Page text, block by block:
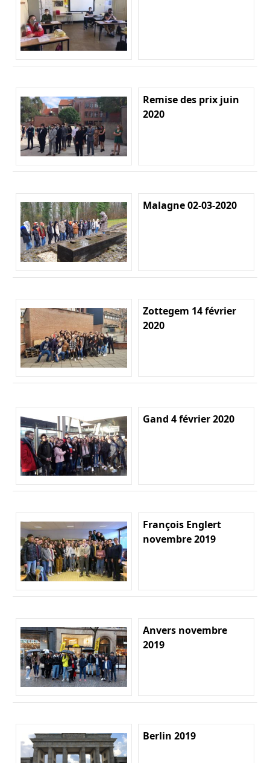
Remise des prix juin
2020
Malagne 02-03-2020
Zottegem 14 février
2020
Gand 4 février 2020
François Englert
novembre 2019
Anvers novembre
2019
Berlin 2019